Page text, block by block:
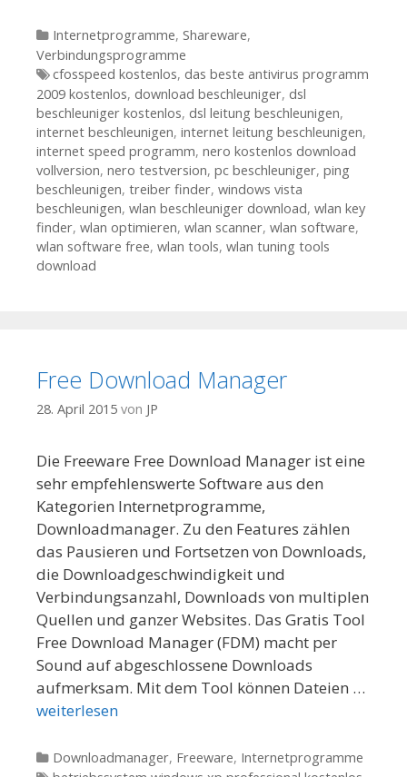
Kategorien
Internetprogramme, Shareware,
Verbindungsprogramme
Tags
cfosspeed kostenlos, das beste antivirus programm
2009 kostenlos, download beschleuniger, dsl
beschleuniger kostenlos, dsl leitung beschleunigen,
internet beschleunigen, internet leitung beschleunigen,
internet speed programm, nero kostenlos download
vollversion, nero testversion, pc beschleuniger, ping
beschleunigen, treiber finder, windows vista
beschleunigen, wlan beschleuniger download, wlan key
finder, wlan optimieren, wlan scanner, wlan software,
wlan software free, wlan tools, wlan tuning tools
download
Free Download Manager
28. April 2015 von JP
Die Freeware Free Download Manager ist eine
sehr empfehlenswerte Software aus den
Kategorien Internetprogramme,
Downloadmanager. Zu den Features zählen
das Pausieren und Fortsetzen von Downloads,
die Downloadgeschwindigkeit und
Verbindungsanzahl, Downloads von multiplen
Quellen und ganzer Websites. Das Gratis Tool
Free Download Manager (FDM) macht per
Sound auf abgeschlossene Downloads
aufmerksam. Mit dem Tool können Dateien …
weiterlesen
Kategorien
Downloadmanager, Freeware, Internetprogramme